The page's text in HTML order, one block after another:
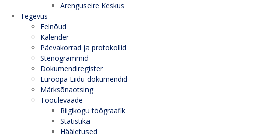
Arenguseire Keskus
Tegevus
Eelnõud
Kalender
Päevakorrad ja protokollid
Stenogrammid
Dokumendiregister
Euroopa Liidu dokumendid
Märksõnaotsing
Tööülevaade
Riigikogu töögraafik
Statistika
Hääletused